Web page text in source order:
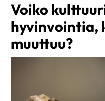
Voiko
hyvinvointia,
muuttuu?